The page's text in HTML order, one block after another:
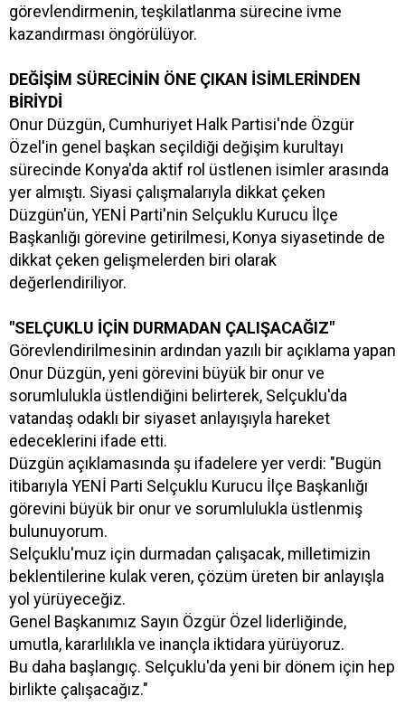
görevlendirmenin, teşkilatlanma sürecine ivme
kazandırması öngörülüyor.
DEĞİŞİM SÜRECİNİN ÖNE ÇIKAN İSİMLERİNDEN
BİRİYDİ
Onur Düzgün, Cumhuriyet Halk Partisi'nde Özgür
Özel'in genel başkan seçildiği değişim kurultayı
sürecinde Konya'da aktif rol üstlenen isimler arasında
yer almıştı. Siyasi çalışmalarıyla dikkat çeken
Düzgün'ün, YENİ Parti'nin Selçuklu Kurucu İlçe
Başkanlığı görevine getirilmesi, Konya siyasetinde de
dikkat çeken gelişmelerden biri olarak
değerlendiriliyor.
"SELÇUKLU İÇİN DURMADAN ÇALIŞACAĞIZ"
Görevlendirilmesinin ardından yazılı bir açıklama yapan
Onur Düzgün, yeni görevini büyük bir onur ve
sorumlulukla üstlendiğini belirterek, Selçuklu'da
vatandaş odaklı bir siyaset anlayışıyla hareket
edeceklerini ifade etti.
Düzgün açıklamasında şu ifadelere yer verdi: "Bugün
itibarıyla YENİ Parti Selçuklu Kurucu İlçe Başkanlığı
görevini büyük bir onur ve sorumlulukla üstlenmiş
bulunuyorum.
Selçuklu'muz için durmadan çalışacak, milletimizin
beklentilerine kulak veren, çözüm üreten bir anlayışla
yol yürüyeceğiz.
Genel Başkanımız Sayın Özgür Özel liderliğinde,
umutla, kararlılıkla ve inançla iktidara yürüyoruz.
Bu daha başlangıç. Selçuklu'da yeni bir dönem için hep
birlikte çalışacağız."